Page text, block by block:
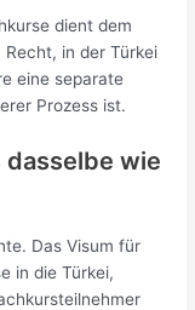
dient dem
in der Türkei
eine separate
Prozess ist.
wie
Das Visum für
in die Türkei,